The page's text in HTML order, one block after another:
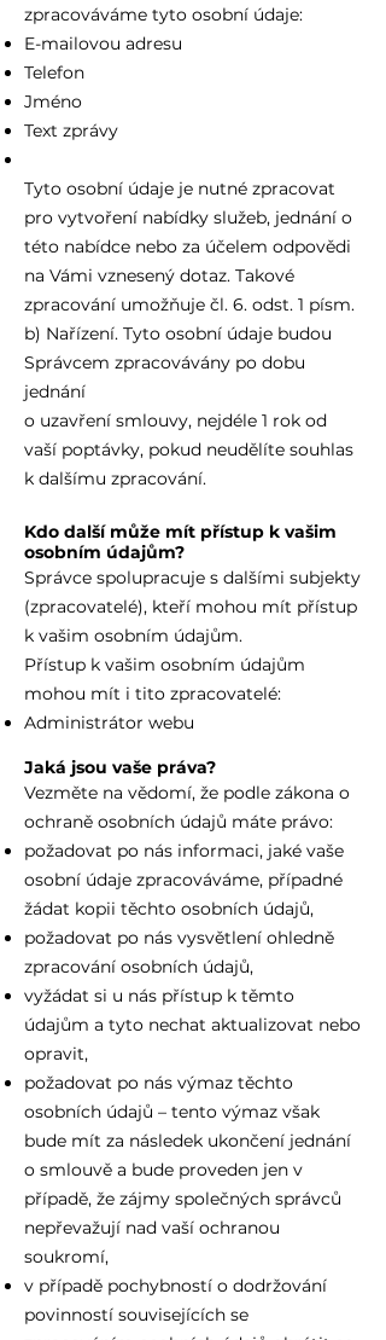
zpracováváme tyto osobní údaje:
E-mailovou adresu
Telefon
Jméno
Text zprávy
Tyto osobní údaje je nutné zpracovat
pro vytvoření nabídky služeb, jednání o
této nabídce nebo za účelem odpovědi
na Vámi vznesený dotaz. Takové
zpracování umožňuje čl. 6. odst. 1 písm.
b) Nařízení. Tyto osobní údaje budou
Správcem zpracovávány po dobu
jednání
o uzavření smlouvy, nejdéle 1 rok od
vaší poptávky, pokud neudělíte souhlas
k dalšímu zpracování.
Kdo další může mít přístup k vašim
osobním údajům?
Správce spolupracuje s dalšími subjekty
(zpracovatelé), kteří mohou mít přístup
k vašim osobním údajům.
Přístup k vašim osobním údajům
mohou mít i tito zpracovatelé:
Administrátor webu
Jaká jsou vaše práva?
Vezměte na vědomí, že podle zákona o
ochraně osobních údajů máte právo:
požadovat po nás informaci, jaké vaše
osobní údaje zpracováváme, případné
žádat kopii těchto osobních údajů,
požadovat po nás vysvětlení ohledně
zpracování osobních údajů,
vyžádat si u nás přístup k těmto
údajům a tyto nechat aktualizovat nebo
opravit,
požadovat po nás výmaz těchto
osobních údajů – tento výmaz však
bude mít za následek ukončení jednání
o smlouvě a bude proveden jen v
případě, že zájmy společných správců
nepřevažují nad vaší ochranou
soukromí,
v případě pochybností o dodržování
povinností souvisejících se